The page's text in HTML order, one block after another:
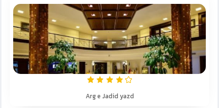
Arg e Jadid yazd